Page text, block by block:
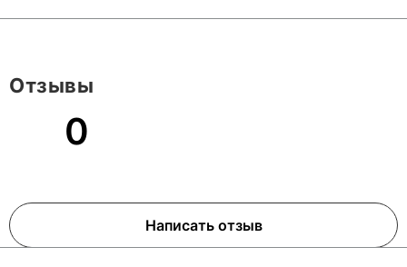
0
Написать отзыв
Отзывы